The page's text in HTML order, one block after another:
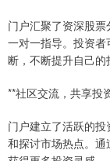
门户汇聚了资深股
一对一指导。投资
断，不断提升自己的
**社区交流，共享投
门户建立了活跃的
和探讨市场热点。通